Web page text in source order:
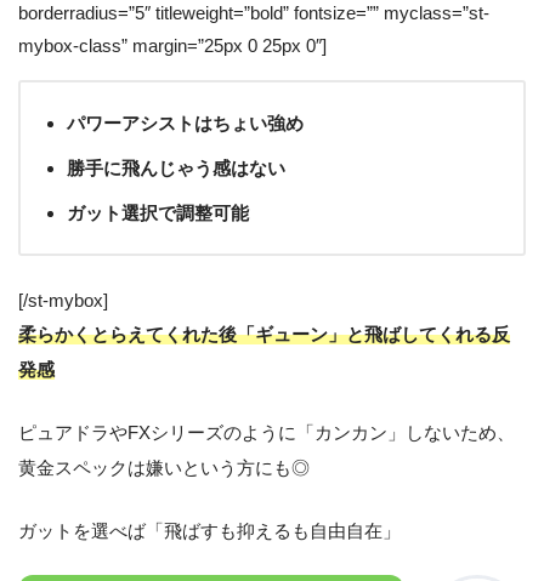
borderradius=”5″ titleweight=”bold” fontsize=”” myclass=”st-
mybox-class” margin=”25px 0 25px 0″]
パワーアシストはちょい強め
勝手に飛んじゃう感はない
ガット選択で調整可能
[/st-mybox]
柔らかくとらえてくれた後「ギューン」と飛ばしてくれる反
発感
ピュアドラやFXシリーズのように「カンカン」しないため、
黄金スペックは嫌いという方にも◎
ガットを選べば「飛ばすも抑えるも自由自在」